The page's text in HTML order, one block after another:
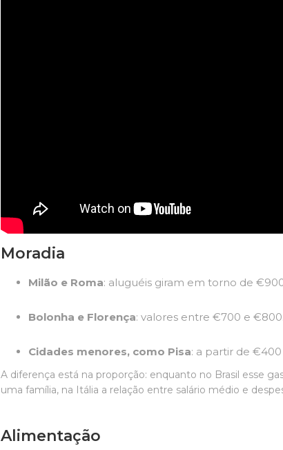
Moradia
Milão e Roma: aluguéis giram em torno de
Bolonha e Florença: valores entre €700 e €800.
Cidades menores, como Pisa: a partir de €400
A diferença está na proporção: enquanto no Brasil esse
uma família, na Itália a relação entre salário médio e
Alimentação